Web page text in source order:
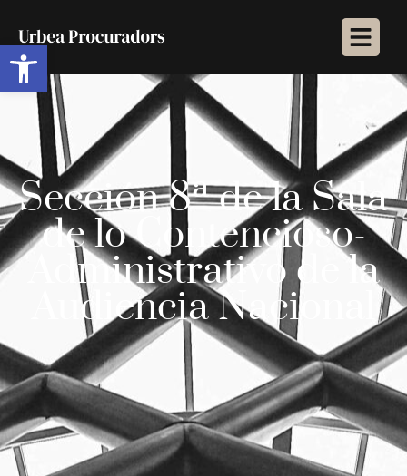
Abrir barra de herramientas
Sección 8ª de la Sala
de lo Contencioso-
Administrativo de la
Audiencia Nacional